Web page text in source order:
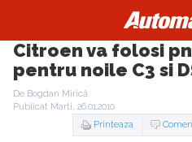
Citroen va folosi
pentru noile C3 si
De Bogdan Mirică
Publicat Marti, 26.01.2010
Printeaza